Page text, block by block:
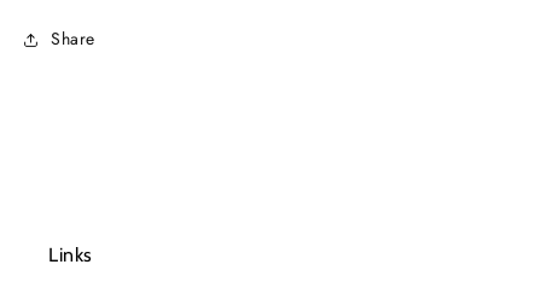
Share
Links